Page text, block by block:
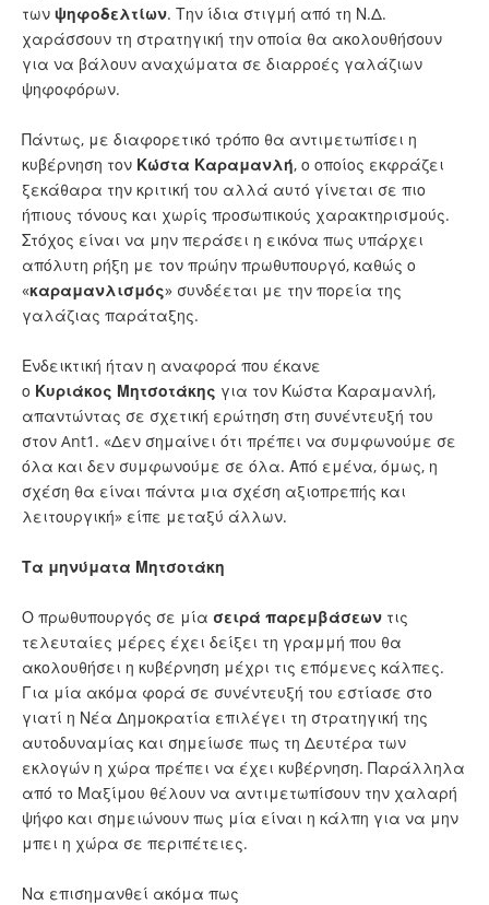
των ψηφοδελτίων. Την ίδια στιγμή από τη Ν.Δ.
χαράσσουν τη στρατηγική την οποία θα ακολουθήσουν
για να βάλουν αναχώματα σε διαρροές γαλάζιων
ψηφοφόρων.
Πάντως, με διαφορετικό τρόπο θα αντιμετωπίσει η
κυβέρνηση τον Κώστα Καραμανλή, ο οποίος εκφράζει
ξεκάθαρα την κριτική του αλλά αυτό γίνεται σε πιο
ήπιους τόνους και χωρίς προσωπικούς χαρακτηρισμούς.
Στόχος είναι να μην περάσει η εικόνα πως υπάρχει
απόλυτη ρήξη με τον πρώην πρωθυπουργό, καθώς ο
«καραμανλισμός» συνδέεται με την πορεία της
γαλάζιας παράταξης.
Ενδεικτική ήταν η αναφορά που έκανε
ο Κυριάκος Μητσοτάκης για τον Κώστα Καραμανλή,
απαντώντας σε σχετική ερώτηση στη συνέντευξή του
στον Ant1. «Δεν σημαίνει ότι πρέπει να συμφωνούμε σε
όλα και δεν συμφωνούμε σε όλα. Από εμένα, όμως, η
σχέση θα είναι πάντα μια σχέση αξιοπρεπής και
λειτουργική» είπε μεταξύ άλλων.
Τα μηνύματα Μητσοτάκη
Ο πρωθυπουργός σε μία σειρά παρεμβάσεων τις
τελευταίες μέρες έχει δείξει τη γραμμή που θα
ακολουθήσει η κυβέρνηση μέχρι τις επόμενες κάλπες.
Για μία ακόμα φορά σε συνέντευξή του εστίασε στο
γιατί η Νέα Δημοκρατία επιλέγει τη στρατηγική της
αυτοδυναμίας και σημείωσε πως τη Δευτέρα των
εκλογών η χώρα πρέπει να έχει κυβέρνηση. Παράλληλα
από το Μαξίμου θέλουν να αντιμετωπίσουν την χαλαρή
ψήφο και σημειώνουν πως μία είναι η κάλπη για να μην
μπει η χώρα σε περιπέτειες.
Να επισημανθεί ακόμα πως